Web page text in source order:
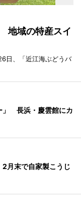
地域の特産スイ
日、「近江海ぶどうバ
」 長浜・慶雲館にカ
月末で自家製こうじ